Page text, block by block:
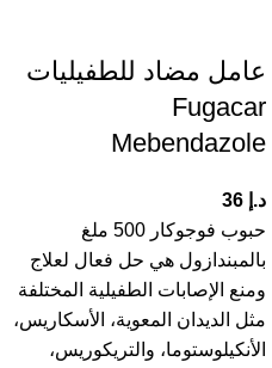
عامل مضاد للطفيليات
Fugacar
Mebendazole
د.إ
حبوب فوجوكار 500 ملغ
بالمبندازول هي حل فعال لعلاج
ومنع الإصابات الطفيلية المختلفة
مثل الديدان المعوية، الأسكاريس،
الأنكيلوستوما، والتريكوريس،